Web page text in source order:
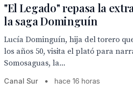
"El Legado" repasa la
la saga Dominguín
Lucía Dominguín, hija del torero
los años 50, visita el plató para
Somosaguas, la...
Canal Sur • hace 16 horas